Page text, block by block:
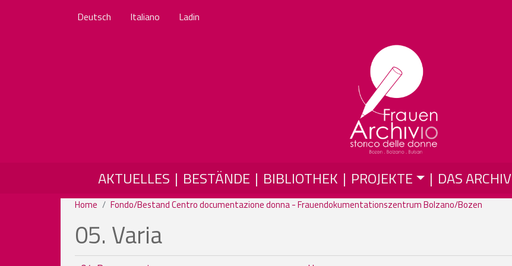
Deutsch Italiano Ladin
MAIN NAVIGATION
AKTUELLES BESTÄNDE BIBLIOTHEK PROJEKTE DAS ARCHIV
Home Fondo/Bestand Centro documentazione donna - Frauendokumentationszentrum Bolzano/Bozen
05. Varia